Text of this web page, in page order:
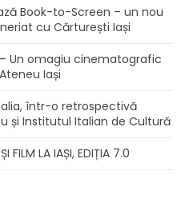
Book-to-Screen – un nou
cu Cărturești Iași
Un omagiu cinematografic
Iași
într-o retrospectivă
și Institutul Italian de Cultură
FILM LA IAȘI, EDIȚIA 7.0